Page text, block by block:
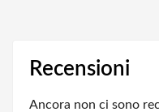
Recensioni
Ancora non ci sono